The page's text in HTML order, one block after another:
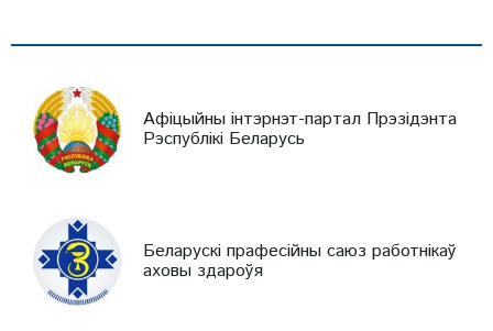
Афіцыйны інтэрнэт-партал Прэзідэнта
Рэспублікі Беларусь
Беларускі прафесійны саюз работнікаў
аховы здароўя